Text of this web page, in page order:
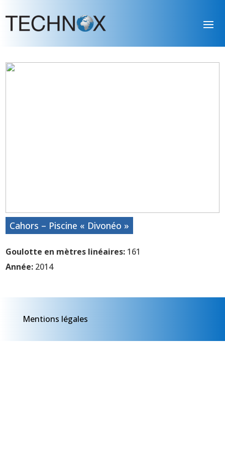
Cahors – Piscine « Divonéo »
Goulotte en mètres linéaires: 161
Année: 2014
Mentions légales